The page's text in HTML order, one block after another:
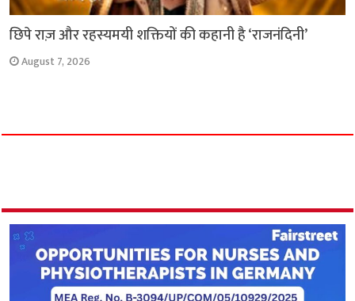
छिपे राज़ और रहस्यमयी शक्तियों की कहानी है ‘राजनंदिनी’
August 7, 2026